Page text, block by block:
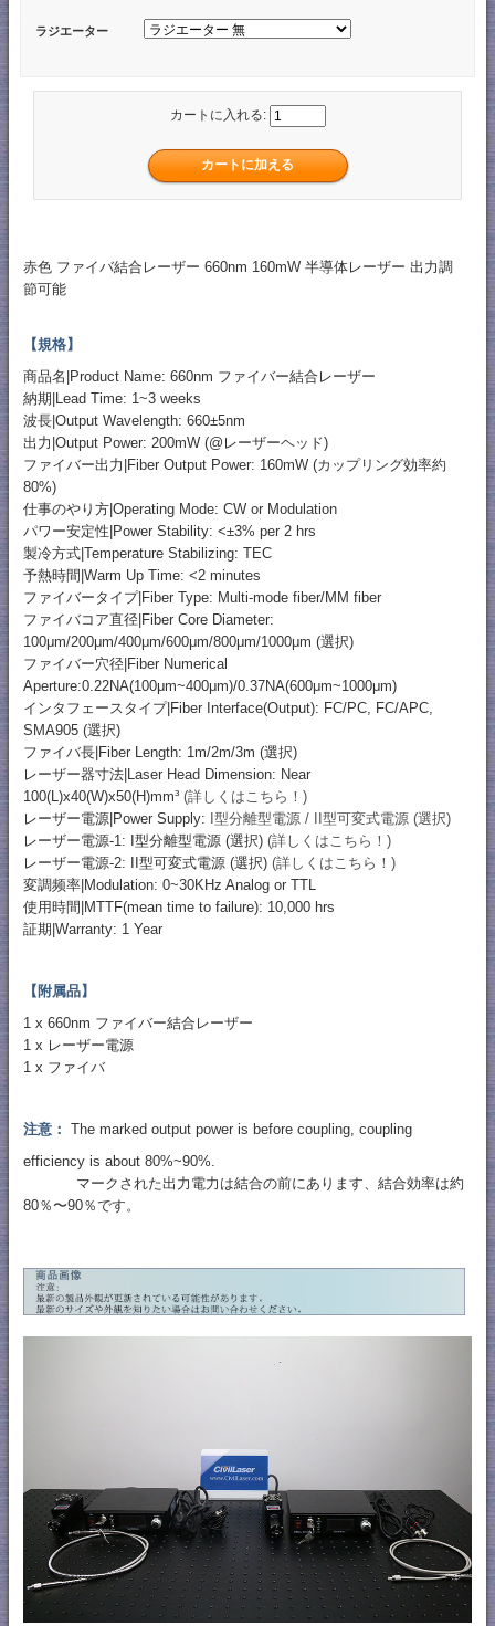
ラジエーター
カートに入れる:
赤色 ファイバ結合レーザー 660nm 160mW 半導体レーザー 出力調
節可能
【規格】
商品名|Product Name: 660nm ファイバー結合レーザー
納期|Lead Time: 1~3 weeks
波長|Output Wavelength: 660±5nm
出力|Output Power: 200mW (@レーザーヘッド)
ファイバー出力|Fiber Output Power: 160mW (カップリング効率約
80%)
仕事のやり方|Operating Mode: CW or Modulation
パワー安定性|Power Stability: <±3% per 2 hrs
製冷方式|Temperature Stabilizing: TEC
予熱時間|Warm Up Time: <2 minutes
ファイバータイプ|Fiber Type: Multi-mode fiber/MM fiber
ファイバコア直径|Fiber Core Diameter:
100μm/200μm/400μm/600μm/800μm/1000μm (選択)
ファイバー穴径|Fiber Numerical
Aperture:0.22NA(100μm~400μm)/0.37NA(600μm~1000μm)
インタフェースタイプ|Fiber Interface(Output): FC/PC, FC/APC,
SMA905 (選択)
ファイバ長|Fiber Length: 1m/2m/3m (選択)
レーザー器寸法|Laser Head Dimension: Near
100(L)x40(W)x50(H)mm³ (詳しくはこちら！)
レーザー電源|Power Supply: I型分離型電源 / II型可変式電源 (選択)
レーザー電源-1: I型分離型電源 (選択) (詳しくはこちら！)
レーザー電源-2: II型可変式電源 (選択) (詳しくはこちら！)
変調频率|Modulation: 0~30KHz Analog or TTL
使用時間|MTTF(mean time to failure): 10,000 hrs
証期|Warranty: 1 Year
【附属品】
1 x 660nm ファイバー結合レーザー
1 x レーザー電源
1 x ファイバ
注意： The marked output power is before coupling, coupling
efficiency is about 80%~90%.
マークされた出力電力は結合の前にあります、結合効率は約
80％〜90％です。